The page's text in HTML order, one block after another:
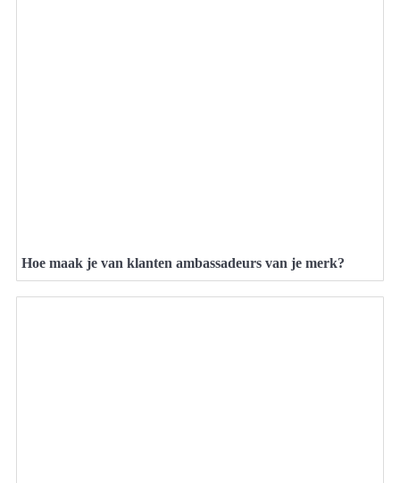
Hoe maak je van klanten ambassadeurs van je merk?